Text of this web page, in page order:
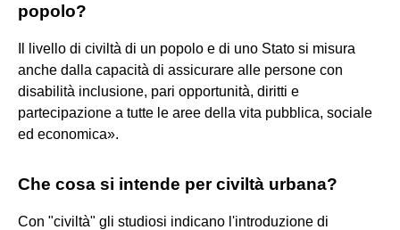
popolo?
Il livello di civiltà di un popolo e di uno Stato si misura
anche dalla capacità di assicurare alle persone con
disabilità inclusione, pari opportunità, diritti e
partecipazione a tutte le aree della vita pubblica, sociale
ed economica».
Che cosa si intende per civiltà urbana?
Con "civiltà" gli studiosi indicano l'introduzione di